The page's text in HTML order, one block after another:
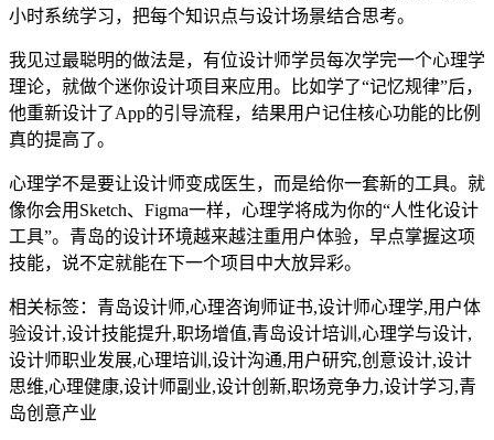
小时系统学习，把每个知识点与设计场景结合思考。
我见过最聪明的做法是，有位设计师学员每次学完一个心理学
理论，就做个迷你设计项目来应用。比如学了“记忆规律”后，
他重新设计了App的引导流程，结果用户记住核心功能的比例
真的提高了。
心理学不是要让设计师变成医生，而是给你一套新的工具。就
像你会用Sketch、Figma一样，心理学将成为你的“人性化设计
工具”。青岛的设计环境越来越注重用户体验，早点掌握这项
技能，说不定就能在下一个项目中大放异彩。
相关标签：青岛设计师,心理咨询师证书,设计师心理学,用户体
验设计,设计技能提升,职场增值,青岛设计培训,心理学与设计,
设计师职业发展,心理培训,设计沟通,用户研究,创意设计,设计
思维,心理健康,设计师副业,设计创新,职场竞争力,设计学习,青
岛创意产业